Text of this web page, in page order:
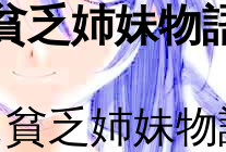
乏姉妹物
乏姉妹